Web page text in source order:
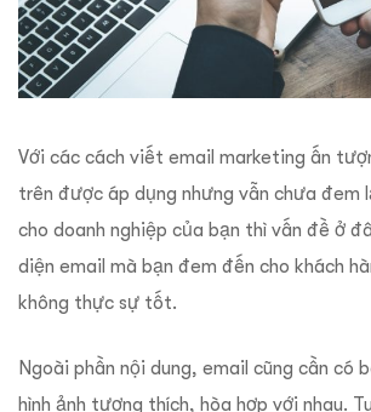
Với các cách viết email marketing ấn
trên được áp dụng nhưng vẫn chưa đem
cho doanh nghiệp của bạn thì vấn đề ở
diện email mà bạn đem đến cho khách
không thực sự tốt.
Ngoài phần nội dung, email cũng cần có
hình ảnh tương thích, hòa hợp với nhau.